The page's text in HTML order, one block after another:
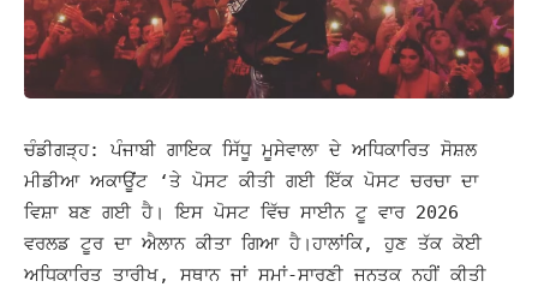
ਚੰਡੀਗੜ੍ਹ: ਪੰਜਾਬੀ ਗਾਇਕ ਸਿੱਧੂ ਮੂਸੇਵਾਲਾ ਦੇ ਅਧਿਕਾਰਿਤ ਸੋਸ਼ਲ
ਮੀਡੀਆ ਅਕਾਊਂਟ ‘ਤੇ ਪੋਸਟ ਕੀਤੀ ਗਈ ਇੱਕ ਪੋਸਟ ਚਰਚਾ ਦਾ
ਵਿਸ਼ਾ ਬਣ ਗਈ ਹੈ। ਇਸ ਪੋਸਟ ਵਿੱਚ ਸਾਈਨ ਟੂ ਵਾਰ 2026
ਵਰਲਡ ਟੂਰ ਦਾ ਐਲਾਨ ਕੀਤਾ ਗਿਆ ਹੈ।ਹਾਲਾਂਕਿ, ਹੁਣ ਤੱਕ ਕੋਈ
ਅਧਿਕਾਰਿਤ ਤਾਰੀਖ, ਸਥਾਨ ਜਾਂ ਸਮਾਂ-ਸਾਰਣੀ ਜਨਤਕ ਨਹੀਂ ਕੀਤੀ